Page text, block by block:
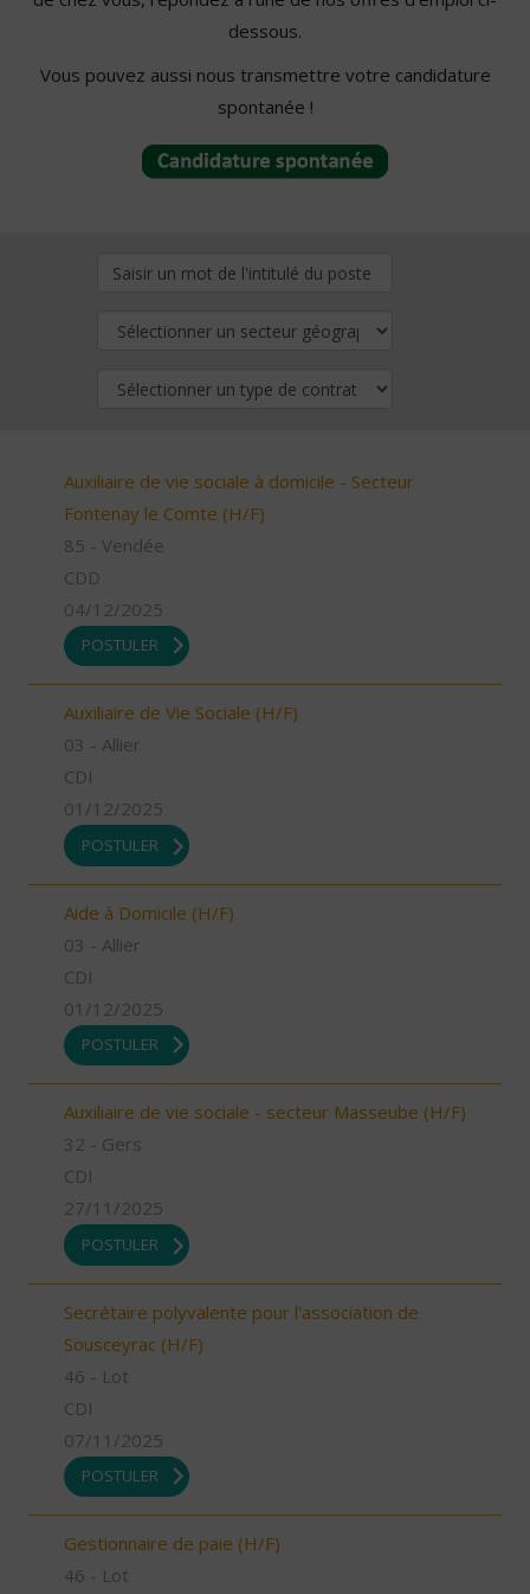
dessous.
Vous pouvez aussi nous transmettre votre candidature
spontanée !
Auxiliaire de vie sociale à domicile - Secteur
Fontenay le Comte (H/F)
85 - Vendée
CDD
04/12/2025
POSTULER
Auxiliaire de Vie Sociale (H/F)
03 - Allier
CDI
01/12/2025
POSTULER
Aide à Domicile (H/F)
03 - Allier
CDI
01/12/2025
POSTULER
Auxiliaire de vie sociale - secteur Masseube (H/F)
32 - Gers
CDI
27/11/2025
POSTULER
Secrétaire polyvalente pour l'association de
Sousceyrac (H/F)
46 - Lot
CDI
07/11/2025
POSTULER
Gestionnaire de paie (H/F)
46 - Lot